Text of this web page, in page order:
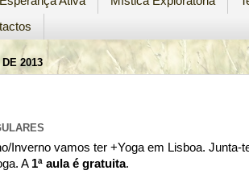
2013
Inverno vamos ter +Yoga em Lisboa. Junta-
A 1ª aula é gratuita.